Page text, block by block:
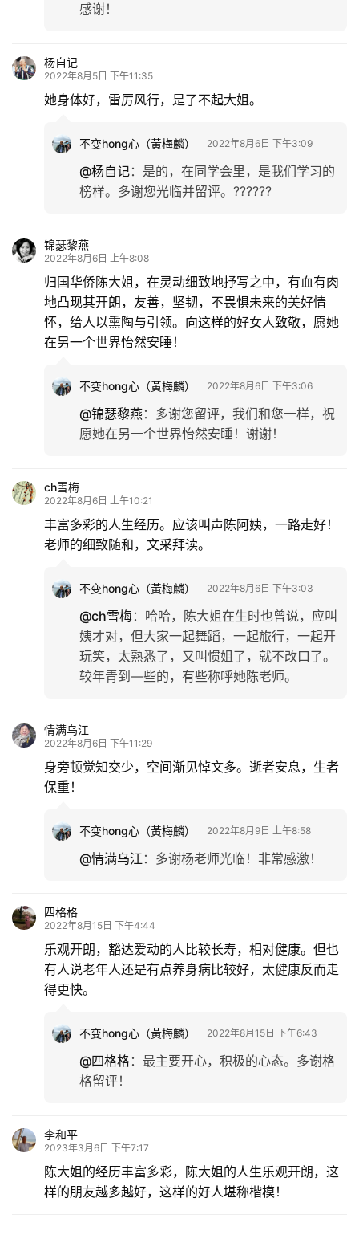
感谢！
杨自记
2022年8月5日 下午11:35
她身体好，雷厉风行，是了不起大姐。
不变hong心（黃梅麟） 2022年8月6日 下午3:09
@杨自记： 是的，在同学会里，是我们学习的
榜样。多谢您光临并留评。??????
锦瑟黎燕
2022年8月6日 上午8:08
归国华侨陈大姐，在灵动细致地抒写之中，有血有肉
地凸现其开朗，友善，坚韧，不畏惧未来的美好情
怀，给人以熏陶与引领。向这样的好女人致敬，愿她
在另一个世界怡然安睡！
不变hong心（黃梅麟） 2022年8月6日 下午3:06
@锦瑟黎燕： 多谢您留评，我们和您一样，祝
愿她在另一个世界怡然安睡！谢谢！
ch雪梅
2022年8月6日 上午10:21
丰富多彩的人生经历。应该叫声陈阿姨，一路走好！
老师的细致随和，文采拜读。
不变hong心（黃梅麟） 2022年8月6日 下午3:03
@ch雪梅： 哈哈，陈大姐在生时也曾说，应叫
姨才对，但大家一起舞蹈，一起旅行，一起开
玩笑，太熟悉了，又叫惯姐了，就不改口了。
较年青到—些的，有些称呼她陈老师。
情满乌江
2022年8月6日 下午11:29
身旁顿觉知交少，空间渐见悼文多。逝者安息，生者
保重！
不变hong心（黃梅麟） 2022年8月9日 上午8:58
@情满乌江 ： 多谢杨老师光临！非常感激！
四格格
2022年8月15日 下午4:44
乐观开朗，豁达爱动的人比较长寿，相对健康。但也
有人说老年人还是有点养身病比较好，太健康反而走
得更快。
不变hong心（黃梅麟） 2022年8月15日 下午6:43
@四格格： 最主要开心，积极的心态。多谢格
格留评！
李和平
2023年3月6日 下午7:17
陈大姐的经历丰富多彩，陈大姐的人生乐观开朗，这
样的朋友越多越好，这样的好人堪称楷模！